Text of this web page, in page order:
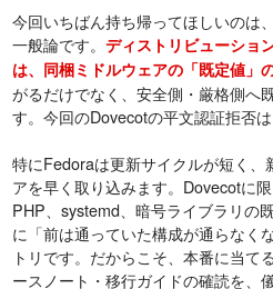
今回いちばん持ち帰ってほしいのは
一般論です。ディストリビューショ
は、同梱ミドルウェアの「既定値」
がるだけでなく、安全側・厳格側へ
す。今回のDovecotの平文認証拒否は
特にFedoraは更新サイクルが短く、
アを早く取り込みます。Dovecotに
PHP、systemd、暗号ライブラリの
に「前は通っていた構成が通らなく
トリです。だからこそ、本番に当て
ースノート・移行ガイドの確読を、